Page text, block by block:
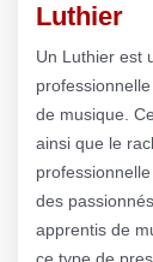
Luthier
Un Luthier est
de musique.
ainsi que le
des
apprentis de